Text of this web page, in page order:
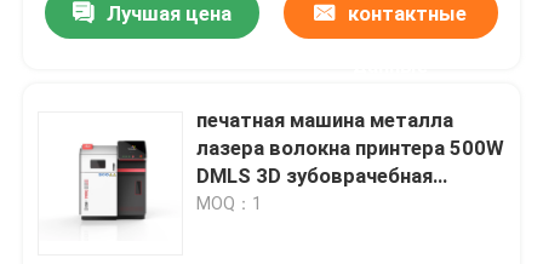
Лучшая цена контактные
печатная машина металла
лазера волокна принтера 500W
DMLS 3D зубоврачебная
двойная
MOQ：1